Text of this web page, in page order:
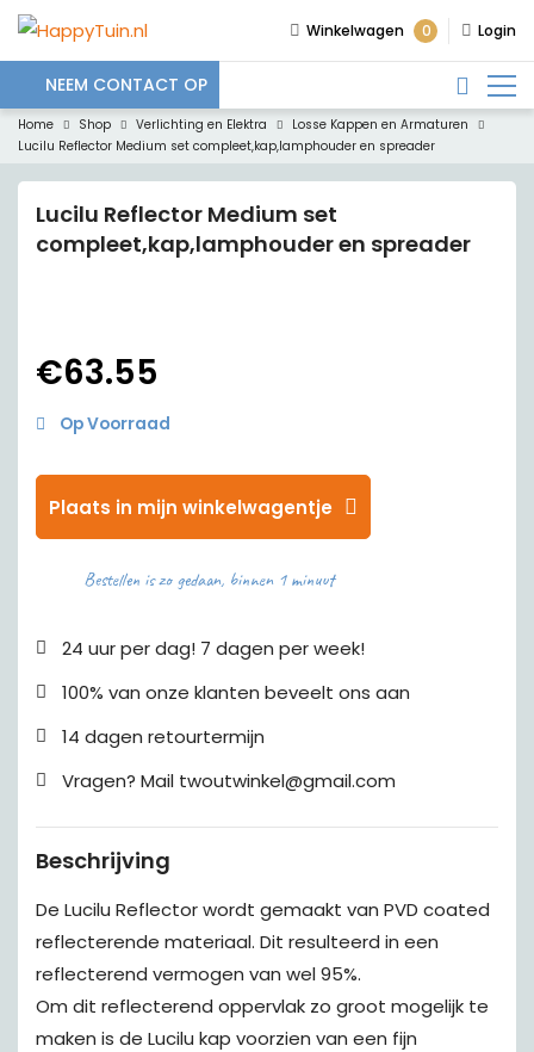
Winkelwagen 0 Login
NEEM CONTACT OP
Home Shop Verlichting en Elektra
Losse Kappen en Armaturen
Lucilu Reflector Medium set compleet,kap,lamphouder en spreader
Lucilu Reflector Medium set
compleet,kap,lamphouder en spreader
€63.55
Op Voorraad
Plaats in mijn winkelwagentje
Bestellen is zo gedaan, binnen 1 minuut
24 uur per dag! 7 dagen per week!
100% van onze klanten beveelt ons aan
14 dagen retourtermijn
Vragen? Mail twoutwinkel@gmail.com
Beschrijving
De Lucilu Reflector wordt gemaakt van PVD coated
reflecterende materiaal. Dit resulteerd in een
reflecterend vermogen van wel 95%.
Om dit reflecterend oppervlak zo groot mogelijk te
maken is de Lucilu kap voorzien van een fijn